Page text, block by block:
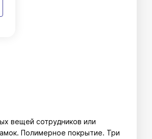
вещей сотрудников или
Полимерное покрытие. Три